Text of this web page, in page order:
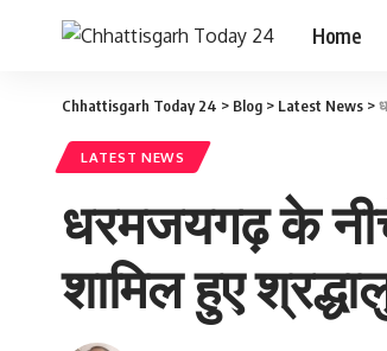
Home
Chhattisgarh Today 24 > Blog > Latest News >
LATEST NEWS
धरमजयगढ़ के नीचे
शामिल हुए